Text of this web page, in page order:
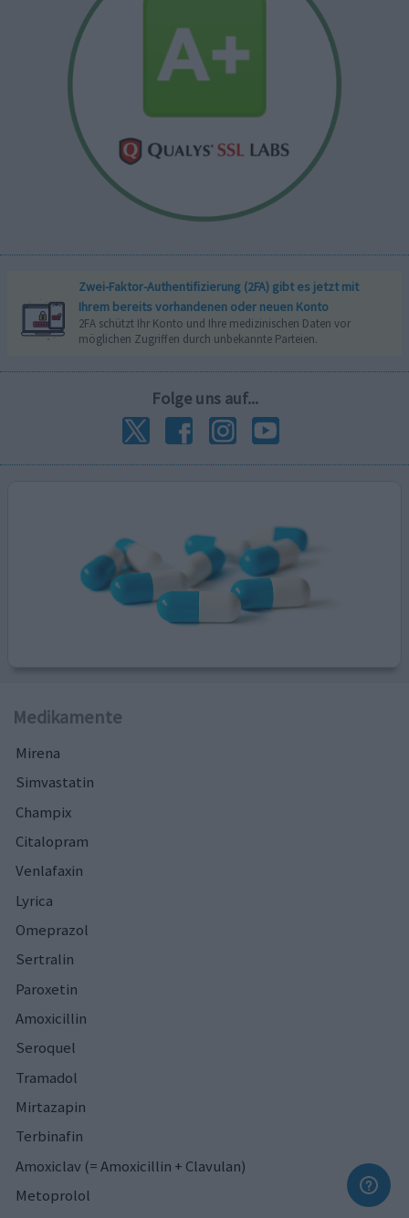
Zwei-Faktor-Authentifizierung (2FA) gibt es jetzt mit
Ihrem bereits vorhandenen oder neuen Konto
2FA schützt Ihr Konto und Ihre medizinischen Daten vor
möglichen Zugriffen durch unbekannte Parteien.
Folge uns auf...
Medikamente
Mirena
Simvastatin
Champix
Citalopram
Venlafaxin
Lyrica
Omeprazol
Sertralin
Paroxetin
Amoxicillin
Seroquel
Tramadol
Mirtazapin
Terbinafin
Amoxiclav (= Amoxicillin + Clavulan)
Metoprolol